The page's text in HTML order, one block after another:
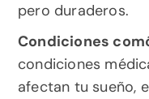
pero duraderos.
Condiciones
condiciones
afectan tu sueño,